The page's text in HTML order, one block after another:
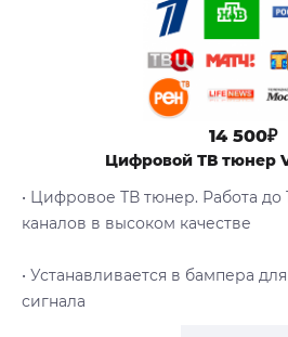
14 500₽
Цифровой ТВ тюнер
• Цифровое ТВ тюнер. Работа до
каналов в высоком качестве
• Устанавливается в бампера
сигнала